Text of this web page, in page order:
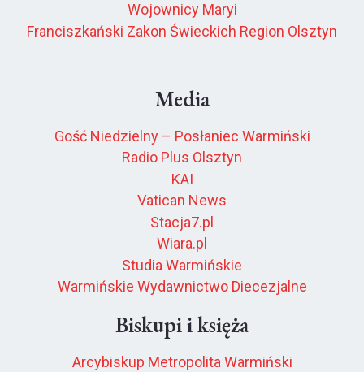
Wojownicy Maryi
Franciszkański Zakon Świeckich Region Olsztyn
Media
Gość Niedzielny – Posłaniec Warmiński
Radio Plus Olsztyn
KAI
Vatican News
Stacja7.pl
Wiara.pl
Studia Warmińskie
Warmińskie Wydawnictwo Diecezjalne
Biskupi i księża
Arcybiskup Metropolita Warmiński